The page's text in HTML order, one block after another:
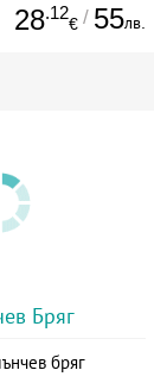
28.12
€ / 55лв.
Бряг
бряг